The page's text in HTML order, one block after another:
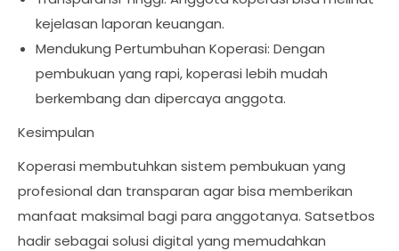
kejelasan laporan keuangan.
Mendukung Pertumbuhan Koperasi: Dengan
pembukuan yang rapi, koperasi lebih mudah
berkembang dan dipercaya anggota.
Kesimpulan
Koperasi membutuhkan sistem pembukuan yang
profesional dan transparan agar bisa memberikan
manfaat maksimal bagi para anggotanya. Satsetbos
hadir sebagai solusi digital yang memudahkan